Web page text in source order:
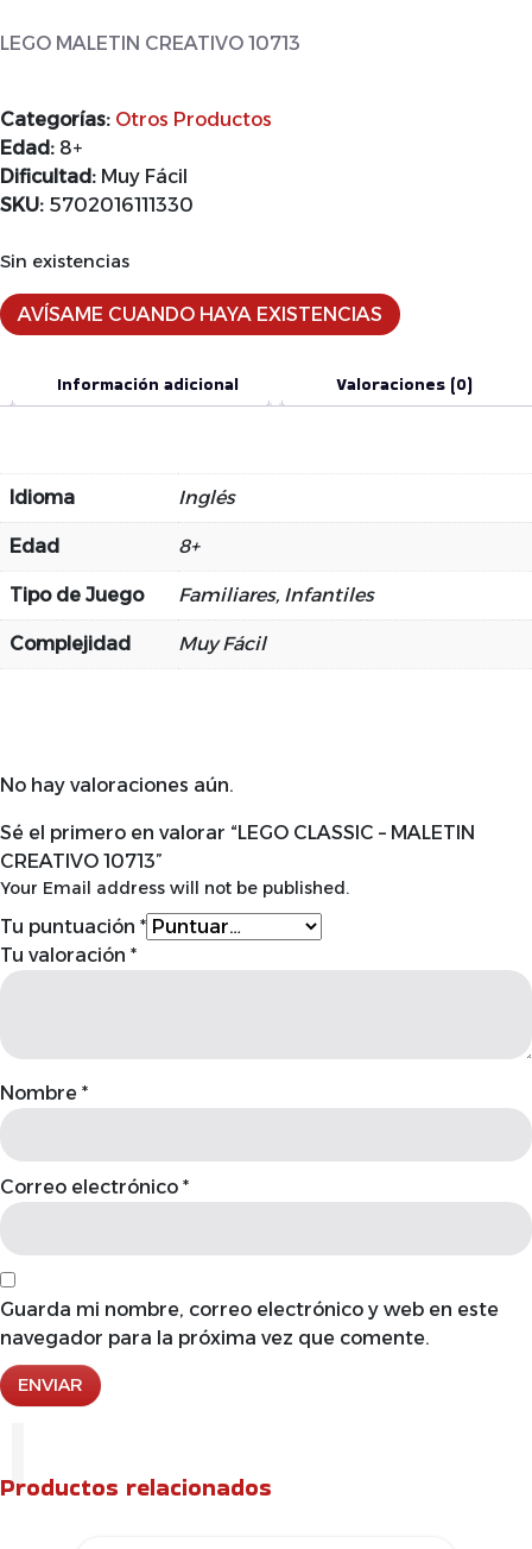
LEGO MALETIN CREATIVO 10713
Categorías: Otros Productos
Edad: 8+
Dificultad: Muy Fácil
SKU: 5702016111330
Sin existencias
AVÍSAME CUANDO HAYA EXISTENCIAS
Información adicional Valoraciones (0)
Idioma Inglés
Edad 8+
Tipo de Juego Familiares, Infantiles
Complejidad Muy Fácil
No hay valoraciones aún.
Sé el primero en valorar “LEGO CLASSIC – MALETIN
CREATIVO 10713”
Your Email address will not be published.
Tu puntuación *
Tu valoración *
Nombre *
Correo electrónico *
Guarda mi nombre, correo electrónico y web en este
navegador para la próxima vez que comente.
Productos relacionados